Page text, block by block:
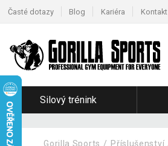
Časté dotazy Blog Kariéra Kontakt
Silový trénink
Gorilla Sports Příslušenství